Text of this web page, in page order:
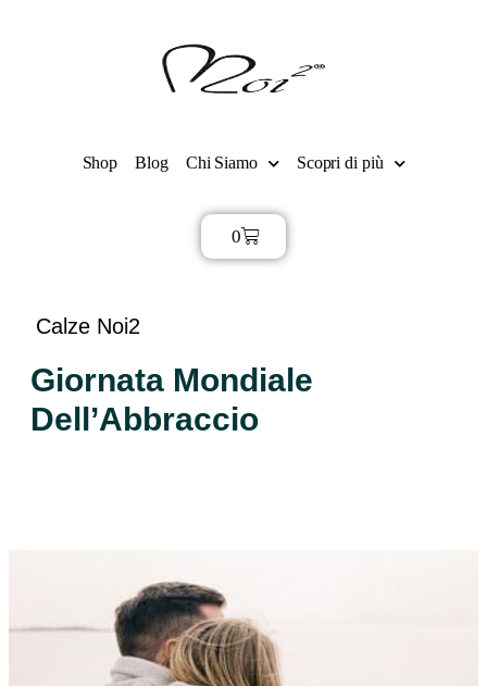
Shop Blog Chi Siamo Scopri di più
0
Calze Noi2
Giornata Mondiale
Dell’Abbraccio